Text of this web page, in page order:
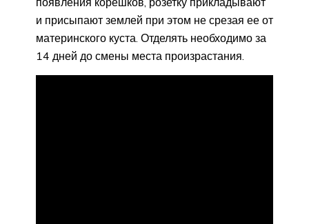
и присыпают землей при этом не срезая ее от
материнского куста. Отделять необходимо за
14 дней до смены места произрастания.